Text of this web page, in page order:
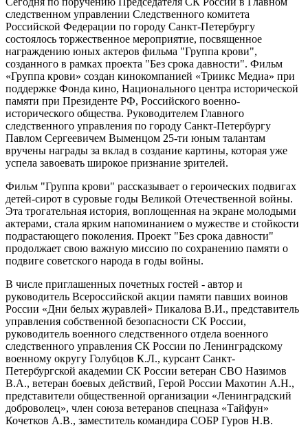
следственном управлении Следственного комитета
Российской Федерации по городу Санкт-Петербургу
состоялось торжественное мероприятие, посвященное
награждению юных актеров фильма "Группа крови",
созданного в рамках проекта "Без срока давности". Фильм
«Группа крови» создан кинокомпанией «Триикс Медиа» при
поддержке Фонда кино, Национального центра исторической
памяти при Президенте РФ, Российского военно-
исторического общества. Руководителем Главного
следственного управления по городу Санкт-Петербургу
Павлом Сергеевичем Выменцом 25-ти юным талантам
вручены награды за вклад в создание картины, которая уже
успела завоевать широкое признание зрителей.
Фильм "Группа крови" рассказывает о героических подвигах
детей-сирот в суровые годы Великой Отечественной войны.
Эта трогательная история, воплощенная на экране молодыми
актерами, стала ярким напоминанием о мужестве и стойкости
подрастающего поколения. Проект "Без срока давности"
продолжает свою важную миссию по сохранению памяти о
подвиге советского народа в годы войны.
В числе приглашенных почетных гостей - автор и
руководитель Всероссийской акции памяти павших воинов
России «Дни белых журавлей» Пикалова В.И., представитель
управления собственной безопасности СК России,
руководитель военного следственного отдела военного
следственного управления СК России по Ленинградскому
военному округу Голубцов К.Л., курсант Санкт-
Петербургской академии СК России ветеран СВО Назимов
В.А., ветеран боевых действий, Герой России Махотин А.Н.,
представители общественной организации «Ленинградский
доброволец», член союза ветеранов спецназа «Тайфун»
Кочетков А.В., заместитель командира СОБР Гуров Н.В.